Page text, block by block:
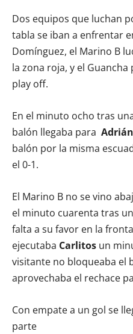
Dos equipos que luchan
tabla se iban a enfrentar
Domínguez, el Marino B
la zona roja, y el
play off.
En el minuto ocho tras
balón llegaba para
balón por la misma
el 0-1.
El Marino B no se vino
el minuto cuarenta tras
falta a su favor en la
ejecutaba Carlitos un
visitante no bloqueaba el
aprovechaba el rechace
Con empate a un gol se
parte